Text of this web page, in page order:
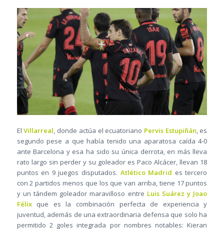
ElVillarreal, donde actúa el ecuatoriano Pervis Estupiñán, es
segundo pese a que había tenido una aparatosa caída 4-0
ante Barcelona y esa ha sido su única derrota, en más lleva
rato largo sin perder y su goleador es Paco Alcácer, llevan 18
puntos en 9 juegos disputados. Atlético Madrid es tercero
con 2 partidos menos que los que van arriba, tiene 17 puntos
y un tándem goleador maravilloso entre Luis Suárez y Joao
Félixque es la combinación perfecta de experiencia y
juventud, además de una extraordinaria defensa que solo ha
permitido 2 goles integrada por nombres notables: Kieran